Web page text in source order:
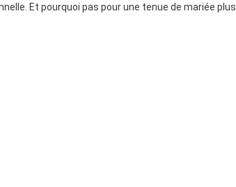
Et pourquoi pas pour une tenue de mariée plus